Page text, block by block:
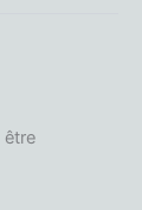
être